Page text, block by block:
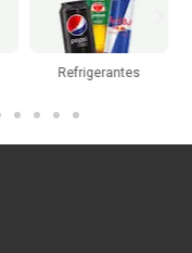
Refrigerantes